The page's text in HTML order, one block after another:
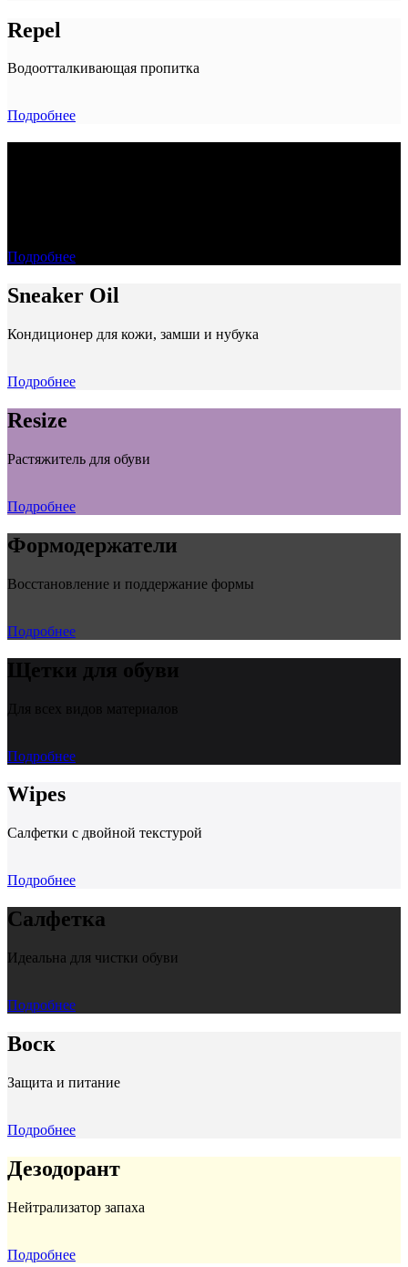
Repel
Водоотталкивающая пропитка
Подробнее
Подробнее
Sneaker Oil
Кондиционер для кожи, замши и нубука
Подробнее
Resize
Растяжитель для обуви
Подробнее
Формодержатели
Восстановление и поддержание формы
Подробнее
Щетки для обуви
Для всех видов материалов
Подробнее
Wipes
Салфетки с двойной текстурой
Подробнее
Салфетка
Идеальна для чистки обуви
Подробнее
Воск
Защита и питание
Подробнее
Дезодорант
Нейтрализатор запаха
Подробнее